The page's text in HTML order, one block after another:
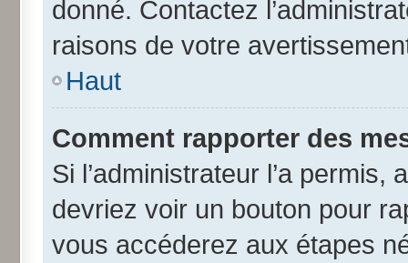
donné. Contactez
raisons de votre
Haut
Comment rapporter des
Si l’administrateur l’a
devriez voir un bouton pour
vous accéderez aux étapes